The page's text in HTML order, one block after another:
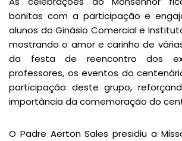
bonitas com a participação e
alunos do Ginásio Comercial e
mostrando o amor e carinho de
da festa de reencontro dos
professores, os eventos do
participação deste grupo,
importância da comemoração do
O Padre Aerton Sales presidiu a